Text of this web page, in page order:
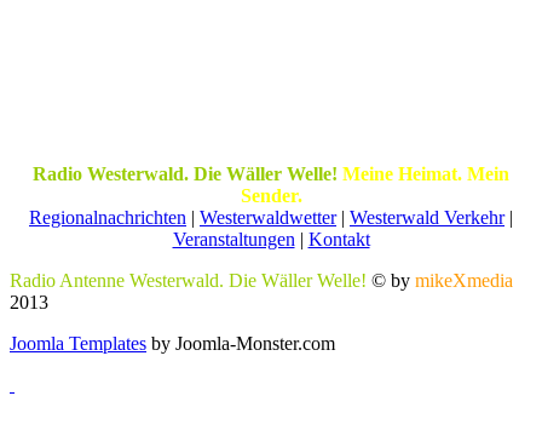
Radio Westerwald. Die Wäller Welle! Meine Heimat. Mein
Sender.
Regionalnachrichten | Westerwaldwetter| Westerwald Verkehr|
Veranstaltungen | Kontakt
Radio Antenne Westerwald. Die Wäller Welle! © by mikeXmedia
2013
Joomla Templates by Joomla-Monster.com